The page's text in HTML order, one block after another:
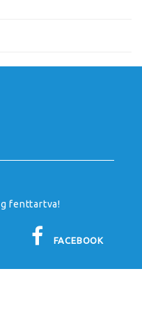
fenttartva!
FACEBOOK